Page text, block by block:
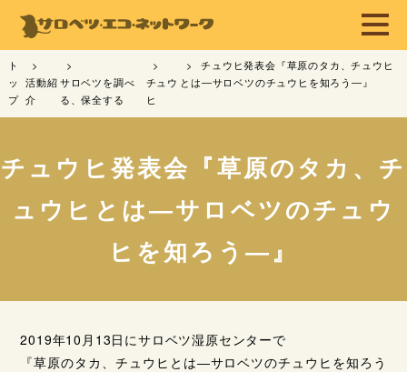
ト
ッ
プ
活動紹
介
サロベツを調べ
る、保全する
チュウ
ヒ
チュウヒ発表会『草原のタカ、チュウヒ
とは―サロベツのチュウヒを知ろう―』
チュウヒ発表会『草原のタカ、チ
ュウヒとは―サロベツのチュウ
ヒを知ろう―』
2019年10月13日にサロベツ湿原センターで
『草原のタカ、チュウヒとは―サロベツのチュウヒを知ろう